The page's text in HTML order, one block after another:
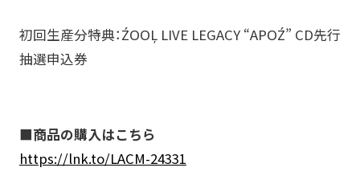
初回生産分特典：ŹOOĻ LIVE LEGACY “APOŹ” CD先行
抽選申込券
■商品の購入はこちら
https://lnk.to/LACM-24331